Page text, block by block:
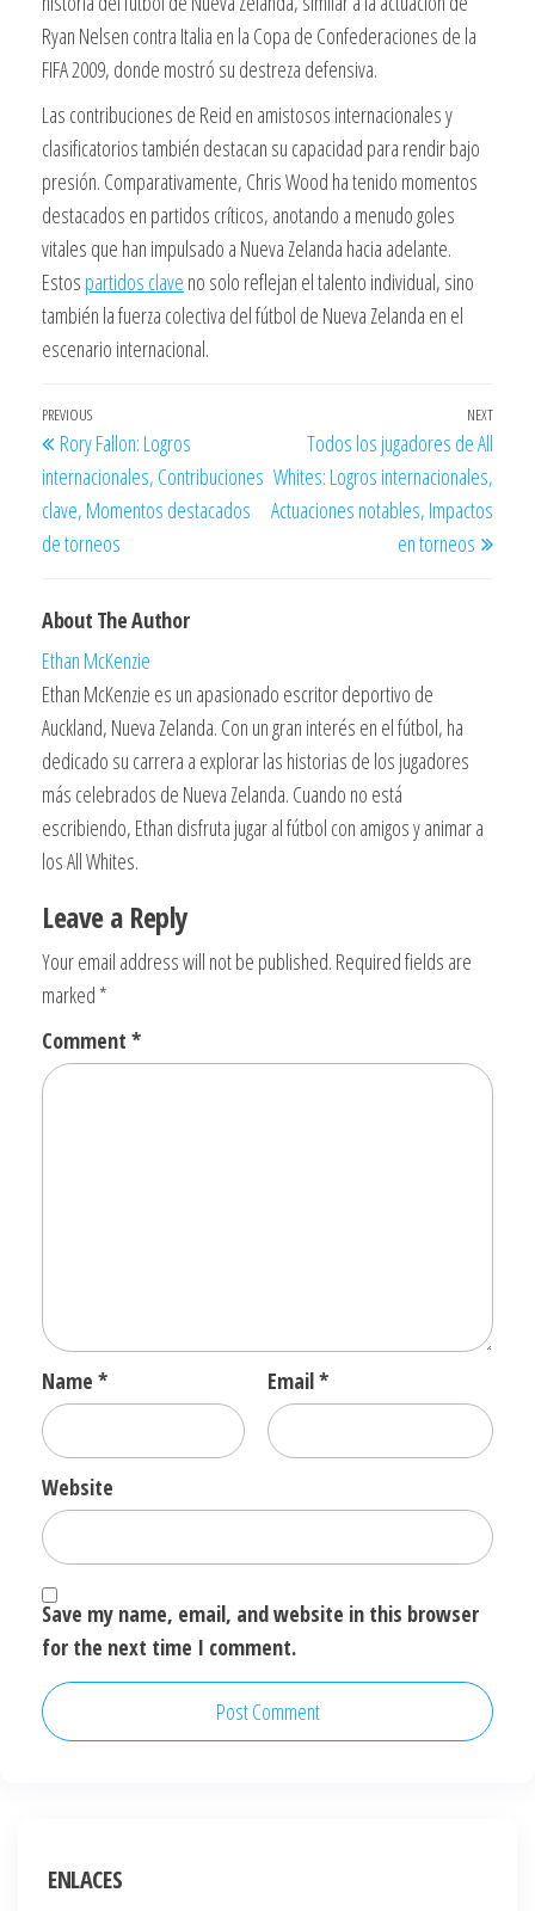
Ryan Nelsen contra Italia en la Copa de Confederaciones de la
FIFA 2009, donde mostró su destreza defensiva.
Las contribuciones de Reid en amistosos internacionales y
clasificatorios también destacan su capacidad para rendir bajo
presión. Comparativamente, Chris Wood ha tenido momentos
destacados en partidos críticos, anotando a menudo goles
vitales que han impulsado a Nueva Zelanda hacia adelante.
Estos partidos clave no solo reflejan el talento individual, sino
también la fuerza colectiva del fútbol de Nueva Zelanda en el
escenario internacional.
Post
navigation
Previous
Post
PREVIOUS
Rory Fallon: Logros
internacionales, Contribuciones
clave, Momentos destacados
de torneos
Next
NEXT
Todos los jugadores de All
Whites: Logros internacionales,
Actuaciones notables, Impactos
en torneos
About The Author
Ethan McKenzie
Ethan McKenzie es un apasionado escritor deportivo de
Auckland, Nueva Zelanda. Con un gran interés en el fútbol, ha
dedicado su carrera a explorar las historias de los jugadores
más celebrados de Nueva Zelanda. Cuando no está
escribiendo, Ethan disfruta jugar al fútbol con amigos y animar a
los All Whites.
Leave a Reply
Your email address will not be published. Required fields are
marked *
Comment *
Name * Email*
Website
Save my name, email, and website in this browser
for the next time I comment.
ENLACES